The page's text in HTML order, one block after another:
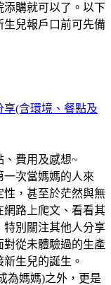
添購就可以了。以下
生兒報戶口前可先備
享(含環境、餐點及
次當媽媽的人來
，甚至於茫然與無
網路上爬文、看看其
特別關注其他人分享
對從未體驗過的生產
生兒的誕生。
為媽媽)之外，更是